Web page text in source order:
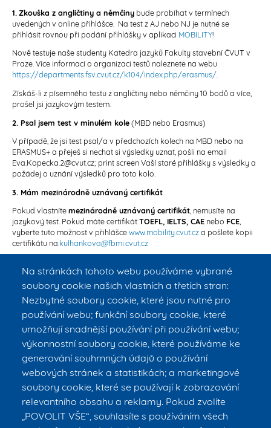
Na stránkách tohoto webu používáme vybrané
soubory cookie našich vlastních a třetích stran:
Nezbytné soubory cookie, které jsou nutné pro
používání webu; funkční soubory cookie, které
umožňují snadnější používání při používání webu;
výkonnostní soubory cookie, které používáme ke
generování souhrnných údajů o používání
webových stránek a statistikách; a marketingové
soubory cookie, které se používají k zobrazování
relevantního obsahu a reklamy. Pokud zvolíte
„POVOLIT VŠE“, souhlasíte s používáním všech
1. Zkouška z angličtiny a němčiny bude probíhat v termínech
uvedených v online přihlášce. Na test z AJ nebo NJ je nutné se
přihlásit rovnou při podání přihlášky v aplikaci MOBILITY!
Nově testuje naše studenty Katedra jazyků Fakulty stavební ČVUT v
Praze. Více informací o organizaci testů naleznete na webu
https://departments.fsv.cvut.cz/k104/index.php/erasmus/.
Získáš-li z písemného testu z angličtiny nebo němčiny 10 bodů a více,
prošel jsi jazykovým testem.
2. Psal jsem test v minulém kole(MBD nebo Erasmus)
V případě, že jsi test psal/a v předchozích kolech na MBD nebo na
ERASMUS+ a přeješ si nechat si výsledky uznat, pošli na email
Eva.Kopecka.2@cvut.cz; print screen Vaší staré přihlášky s výsledky a
požádej o uznání výsledků pro toto kolo.
3. Mám mezinárodně uznávaný certifikát
Pokud vlastnítemezinárodně uznávaný certifikát, nemusíte na
jazykový test. Pokud máte certifikátTOEFL, IELTS, CAE nebo FCE,
vyberte tuto možnost v přihlášcewww.mobility.cvut.cza pošlete kopii
certifikátu na:kulhankova@fbmi.cvut.cz
zapsány ekvivalentní body dle těchto kritérií –CTU ENGLISH TEST
Z němčiny je třeba certifikát úrovněB2. Pak se prosím přihlaste se do
kolonky studentů majících certifikát z jazyka.
4. Pokud chcete studovat v jiném jazyce, než je AJ nebo NJ
Dodejte k rukám
Heleny Houškové
a na zahraniční oddělení FBMI
Lucii Kulhánkovépotvrzení o znalosti daného jazyka.
Potvrzení musí být vystaveno v jazyce, v němž student bude v
dané zemi studovat a musí obsahovat určení úrovně jazykových
znalostí žadatele podle Evropského referenčního rámce jazyků.
Všichni uchazeči přihlášení do programu a schválení studijním
(nebo vědeckým proděkanem fakulty v případě PhD. studentů)
musí prokázat dostatečnou úroveň svých jazykových znalostí.